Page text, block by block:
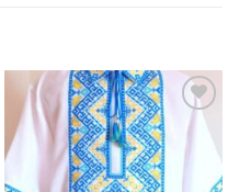
Додати
виріб у
вибране